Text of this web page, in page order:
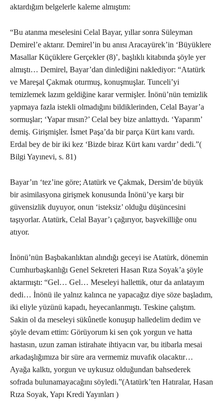
aktardığım belgelerle kaleme almıştım:
“Bu atanma meselesini Celal Bayar, yıllar sonra Süleyman
Demirel’e aktarır. Demirel’in bu anısı Aracayürek’in ‘Büyüklere
Masallar Küçüklere Gerçekler (8)’, başlıklı kitabında şöyle yer
almıştı… Demirel, Bayar’dan dinlediğini naklediyor: “Atatürk
ve Mareşal Çakmak oturmuş, konuşmuşlar. Tunceli’yi
temizlemek lazım geldiğine karar vermişler. İnönü’nün temizlik
yapmaya fazla istekli olmadığını bildiklerinden, Celal Bayar’a
sormuşlar; ‘Yapar mısın?’ Celal bey bize anlattıydı. ‘Yaparım’
demiş. Girişmişler. İsmet Paşa’da bir parça Kürt kanı vardı.
Erdal bey de bir iki kez ‘Bizde biraz Kürt kanı vardır’ dedi.”(
Bilgi Yayınevi, s. 81)
Bayar’ın ‘tez’ine göre; Atatürk ve Çakmak, Dersim’de büyük
bir asimilasyona girişmek konusunda İnönü’ye karşı bir
güvensizlik duyuyor, onun ‘isteksiz’ olduğu düşüncesini
taşıyorlar. Atatürk, Celal Bayar’ı çağırıyor, başvekilliğe onu
atıyor.
İnönü’nün Başbakanlıktan alındığı geceyi ise Atatürk, dönemin
Cumhurbaşkanlığı Genel Sekreteri Hasan Rıza Soyak’a şöyle
aktarmıştı: “Gel… Gel… Meseleyi hallettik, otur da anlatayım
dedi… İnönü ile yalnız kalınca ne yapacağız diye söze başladım,
iki eliyle yüzünü kapadı, heyecanlanmıştı. Teskine çalıştım.
Sakin ol da meseleyi sükûnetle konuşup halledelim dedim ve
şöyle devam ettim: Görüyorum ki sen çok yorgun ve hatta
hastasın, uzun zaman istirahate ihtiyacın var, bu itibarla mesai
arkadaşlığımıza bir süre ara vermemiz muvafık olacaktır…
Ayağa kalktı, yorgun ve uykusuz olduğundan bahsederek
sofrada bulunamayacağını söyledi.”(Atatürk’ten Hatıralar, Hasan
Rıza Soyak, Yapı Kredi Yayınları )